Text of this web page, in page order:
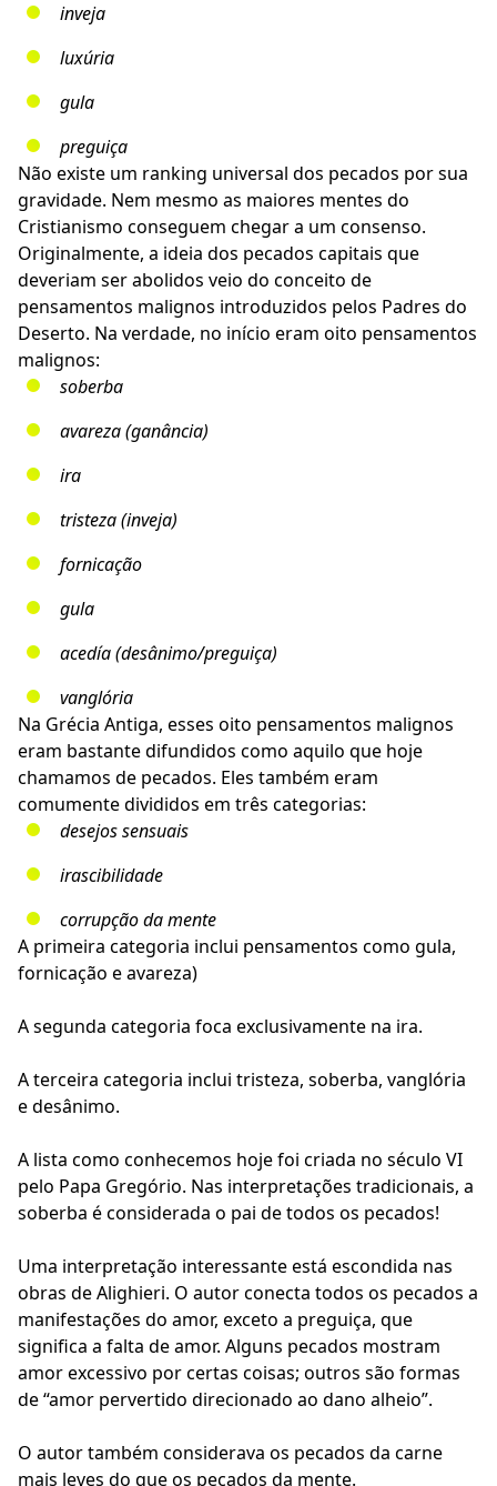
inveja
luxúria
gula
preguiça
Não existe um ranking universal dos pecados por sua
gravidade. Nem mesmo as maiores mentes do
Cristianismo conseguem chegar a um consenso.
Originalmente, a ideia dos pecados capitais que
deveriam ser abolidos veio do conceito de
pensamentos malignos introduzidos pelos Padres do
Deserto. Na verdade, no início eram oito pensamentos
malignos:
soberba
avareza (ganância)
ira
tristeza (inveja)
fornicação
gula
acedía (desânimo/preguiça)
vanglória
Na Grécia Antiga, esses oito pensamentos malignos
eram bastante difundidos como aquilo que hoje
chamamos de pecados. Eles também eram
comumente divididos em três categorias:
desejos sensuais
irascibilidade
corrupção da mente
A primeira categoria inclui pensamentos como gula,
fornicação e avareza)
A segunda categoria foca exclusivamente na ira.
A terceira categoria inclui tristeza, soberba, vanglória
e desânimo.
A lista como conhecemos hoje foi criada no século VI
pelo Papa Gregório. Nas interpretações tradicionais, a
soberba é considerada o pai de todos os pecados!
Uma interpretação interessante está escondida nas
obras de Alighieri. O autor conecta todos os pecados a
manifestações do amor, exceto a preguiça, que
significa a falta de amor. Alguns pecados mostram
amor excessivo por certas coisas; outros são formas
de “amor pervertido direcionado ao dano alheio”.
O autor também considerava os pecados da carne
mais leves do que os pecados da mente.